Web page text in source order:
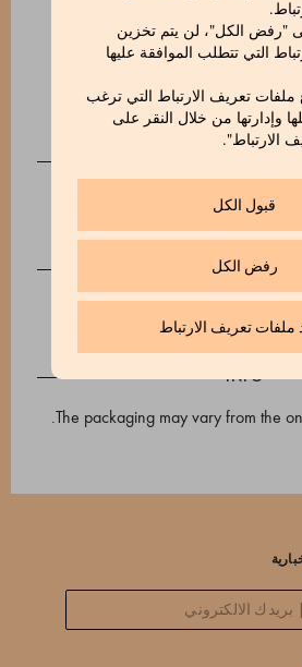
"رفض الكل"، لن يتم تخزين
التي تتطلب الموافقة عليها
ملفات تعريف الارتباط التي ترغب
وإدارتها من خلال النقر على
الارتباط".
قبول الكل
رفض الكل
ملفات تعريف الارتباط
وتنتهي بنفحة من روائح
وعطور مدخّنة خفيفة.
3 دقائق
INFO
The packaging may vary from the